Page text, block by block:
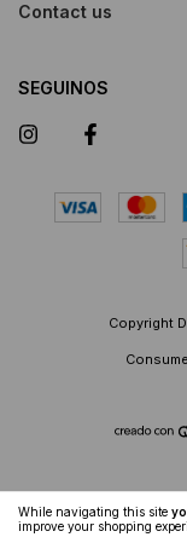
While navigating this site
improve your shopping
Contact us
SEGUINOS
Copyright